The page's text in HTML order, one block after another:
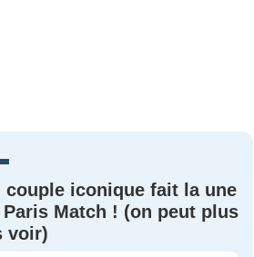
couple iconique fait la une
Paris Match ! (on peut plus
voir)
PSEUDO
?